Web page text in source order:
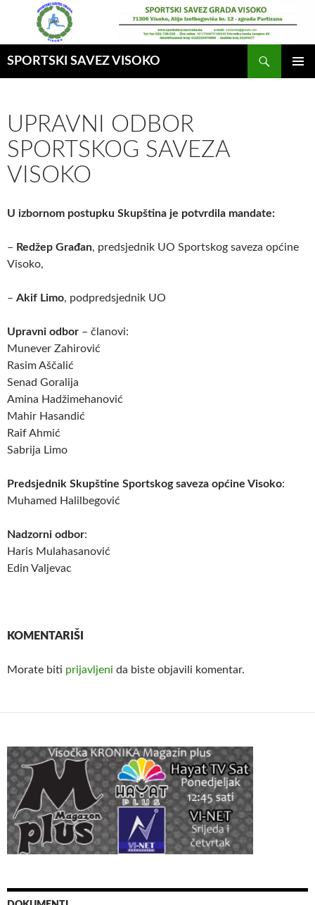
SPORTSKI SAVEZ VISOKO
UPRAVNI ODBOR
SPORTSKOG SAVEZA
VISOKO
U izbornom postupku Skupština je potvrdila mandate:
– Redžep Građan, predsjednik UO Sportskog saveza općine
Visoko,
– Akif Limo, podpredsjednik UO
Upravni odbor – članovi:
Munever Zahirović
Rasim Aščalić
Senad Goralija
Amina Hadžimehanović
Mahir Hasandić
Raif Ahmić
Sabrija Limo
Predsjednik Skupštine Sportskog saveza općine Visoko:
Muhamed Halilbegović
Nadzorni odbor:
Haris Mulahasanović
Edin Valjevac
KOMENTARIŠI
Morate biti prijavljeni da biste objavili komentar.